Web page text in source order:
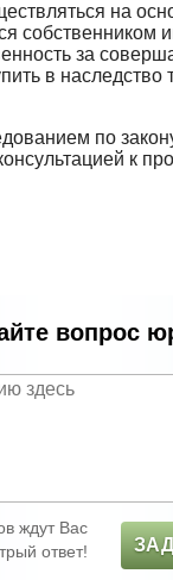
на
собственником
за
в наследство
по
к
вопрос
ждут Вас
ответ!